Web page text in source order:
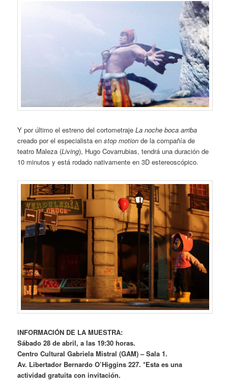
Y por último el estreno del cortometrajeLa noche boca arriba
creado por el especialista enstop motion de la compañía de
teatro Maleza (Living), Hugo Covarrubias, tendrá una duración de
10 minutos y está rodado nativamente en 3D estereoscópico.
INFORMACIÓN DE LA MUESTRA:
Sábado 28 de abril, a las 19:30 horas.
Centro Cultural Gabriela Mistral (GAM) – Sala 1.
Av. Libertador Bernardo O’Higgins 227. *Esta es una
actividad gratuita con invitación.